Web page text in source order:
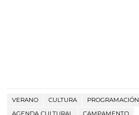
VERANO CULTURA PROGRAMACIÓN
AGENDA CULTURAL
CAMPAMENTO